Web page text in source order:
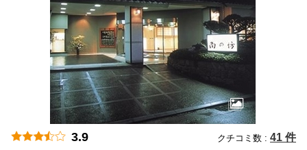
3.9 クチコミ数 : 41 件